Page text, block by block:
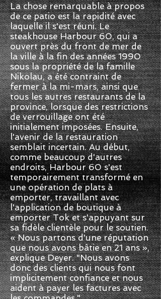
La chose remarquable à propos
de ce patio est la rapidité avec
laquelle il s'est réuni. Le
steakhouse Harbour 60, qui a
ouvert près du front de mer de
la ville à la fin des années 1990
sous la propriété de la famille
Nikolau, a été contraint de
fermer à la mi-mars, ainsi que
tous les autres restaurants de la
province, lorsque des restrictions
de verrouillage ont été
initialement imposées. Ensuite,
l'avenir de la restauration
semblait incertain. Au début,
comme beaucoup d'autres
endroits, Harbour 60 s'est
temporairement transformé en
une opération de plats à
emporter, travaillant avec
l'application de boutique à
emporter Tok et s'appuyant sur
sa fidèle clientèle pour le soutien.
« Nous partons d'une réputation
que nous avons bâtie en 21 ans »,
explique Deyer. "Nous avons
donc des clients qui nous font
implicitement confiance et nous
aident à payer les factures avec